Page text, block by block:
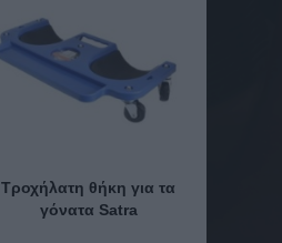
Τροχήλατη θήκη για τα
γόνατα Satra